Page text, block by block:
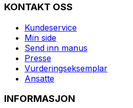
KONTAKT OSS
Kundeservice
Min side
Send inn manus
Presse
Vurderingseksemplar
Ansatte
INFORMASJON